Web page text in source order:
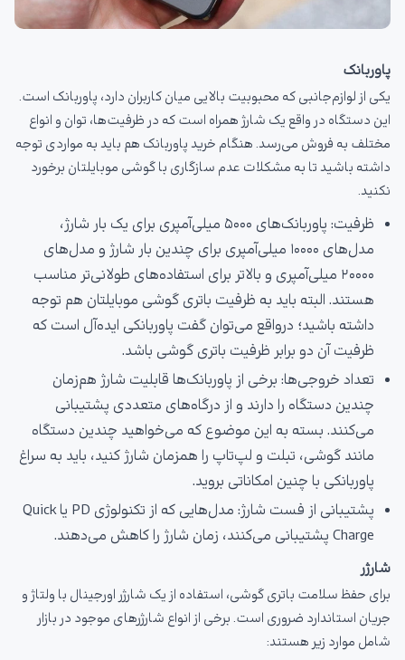
پاوربانک
یکی از لوازم‌جانبی که محبوبیت بالایی میان کاربران دارد، پاوربانک است.
این دستگاه در واقع یک شارژ همراه است که در ظرفیت‌ها، توان و انواع
مختلف به فروش می‌رسد. هنگام خرید پاوربانک هم باید به مواردی توجه
داشته باشید تا به مشکلات عدم سازگاری با گوشی موبایلتان برخورد
نکنید.
ظرفیت: پاوربانک‌های ۵۰۰۰ میلی‌آمپری برای یک بار شارژ،
مدل‌های ۱۰۰۰۰ میلی‌آمپری برای چندین بار شارژ و مدل‌های
۲۰۰۰۰ میلی‌آمپری و بالاتر برای استفاده‌های طولانی‌تر مناسب
هستند. البته باید به ظرفیت باتری گوشی موبایلتان هم توجه
داشته باشید؛ درواقع می‌توان گفت پاوربانکی ایده‌آل است که
ظرفیت آن دو برابر ظرفیت باتری گوشی باشد.
تعداد خروجی‌ها: برخی از پاوربانک‌ها قابلیت شارژ هم‌زمان
چندین دستگاه را دارند و از درگاه‌های متعددی پشتیبانی
می‌کنند. بسته به این موضوع که می‌خواهید چندین دستگاه
مانند گوشی، تبلت و لپ‌تاپ را همزمان شارژ کنید، باید به سراغ
پاوربانکی با چنین امکاناتی بروید.
پشتیبانی از فست شارژ: مدل‌هایی که از تکنولوژی PD یا Quick
Charge پشتیبانی می‌کنند، زمان شارژ را کاهش می‌دهند.
شارژر
برای حفظ سلامت باتری گوشی، استفاده از یک شارژر اورجینال با ولتاژ و
جریان استاندارد ضروری است. برخی از انواع شارژرهای موجود در بازار
شامل موارد زیر هستند: